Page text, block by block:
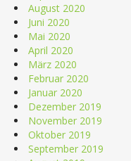
August 2020
Juni 2020
Mai 2020
April 2020
März 2020
Februar 2020
Januar 2020
Dezember 2019
November 2019
Oktober 2019
September 2019